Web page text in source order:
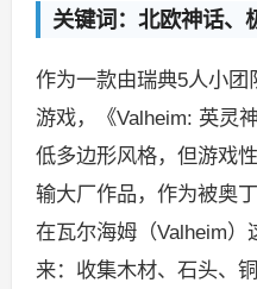
关键词：北欧神话、
作为一款由瑞典5人小团
游戏，《Valheim: 英灵
低多边形风格，但游戏
输大厂作品，作为被奥
在瓦尔海姆（Valheim
来：收集木材、石头、